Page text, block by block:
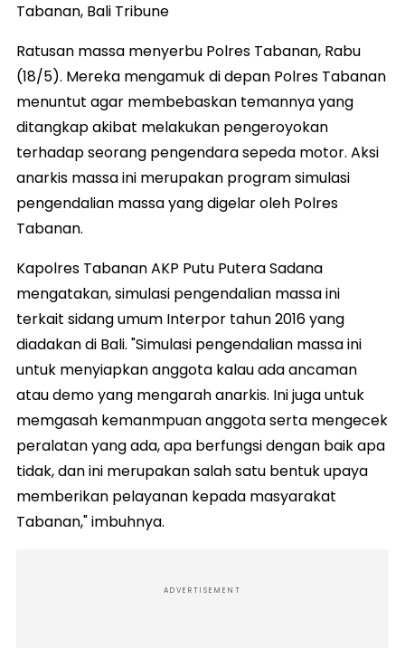
Tabanan, Bali Tribune
Ratusan massa menyerbu Polres Tabanan, Rabu
(18/5). Mereka mengamuk di depan Polres Tabanan
menuntut agar membebaskan temannya yang
ditangkap akibat melakukan pengeroyokan
terhadap seorang pengendara sepeda motor. Aksi
anarkis massa ini merupakan program simulasi
pengendalian massa yang digelar oleh Polres
Tabanan.
Kapolres Tabanan AKP Putu Putera Sadana
mengatakan, simulasi pengendalian massa ini
terkait sidang umum Interpor tahun 2016 yang
diadakan di Bali. "Simulasi pengendalian massa ini
untuk menyiapkan anggota kalau ada ancaman
atau demo yang mengarah anarkis. Ini juga untuk
memgasah kemanmpuan anggota serta mengecek
peralatan yang ada, apa berfungsi dengan baik apa
tidak, dan ini merupakan salah satu bentuk upaya
memberikan pelayanan kepada masyarakat
Tabanan," imbuhnya.
ADVERTISEMENT